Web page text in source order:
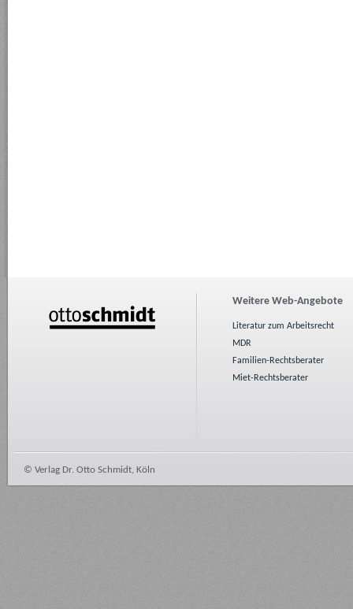
Weitere Web-Angebote
Literatur zum Arbeitsrecht
MDR
Familien-Rechtsberater
Miet-Rechtsberater
© Verlag Dr. Otto Schmidt, Köln